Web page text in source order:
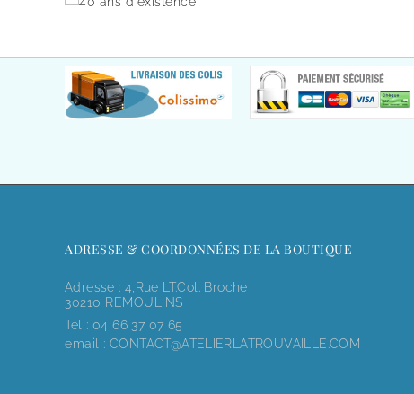
ADRESSE & COORDONNÉES DE LA BOUTIQUE
Adresse : 4,rue LT.Col. Broche
30210 REMOULINS
Tél : 04 66 37 07 65
email : CONTACT@ATELIERLATROUVAILLE.COM